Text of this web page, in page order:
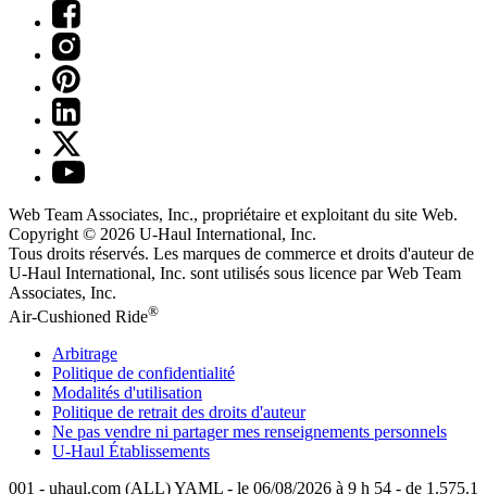
Web Team Associates, Inc., propriétaire et exploitant du site Web.
Copyright © 2026 U-Haul International, Inc.
Tous droits réservés. Les marques de commerce et droits d'auteur de
U-Haul International, Inc. sont utilisés sous licence par Web Team
Associates, Inc.
Air-Cushioned Ride®
Arbitrage
Politique de confidentialité
Modalités d'utilisation
Politique de retrait des droits d'auteur
Ne pas vendre ni partager mes renseignements personnels
U-Haul Établissements
001 - uhaul.com (ALL) YAML - le 06/08/2026 à 9 h 54 - de 1.575.1